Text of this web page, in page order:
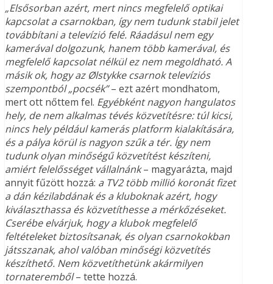
„Elsősorban azért, mert nincs megfelelő optikai
kapcsolat a csarnokban, így nem tudunk stabil jelet
továbbítani a televízió felé. Ráadásul nem egy
kamerával dolgozunk, hanem több kamerával, és
megfelelő kapcsolat nélkül ez nem megoldható. A
másik ok, hogy az Ølstykke csarnok televíziós
szempontból „pocsék”– ezt azért mondhatom,
mert ott nőttem fel. Egyébként nagyon hangulatos
hely, de nem alkalmas tévés közvetítésre: túl kicsi,
nincs hely például kamerás platform kialakítására,
és a pálya körül is nagyon szűk a tér. Így nem
tudunk olyan minőségű közvetítést készíteni,
amiért felelősséget vállalnánk– magyarázta, majd
annyit fűzött hozzá: a TV2 több millió koronát fizet
a dán kézilabdának és a kluboknak azért, hogy
kiválaszthassa és közvetíthesse a mérkőzéseket.
Cserébe elvárjuk, hogy a klubok megfelelő
feltételeket biztosítsanak, és olyan csarnokokban
játsszanak, ahol valóban minőségi közvetítés
készíthető. Nem közvetíthetünk akármilyen
tornateremből– tette hozzá.